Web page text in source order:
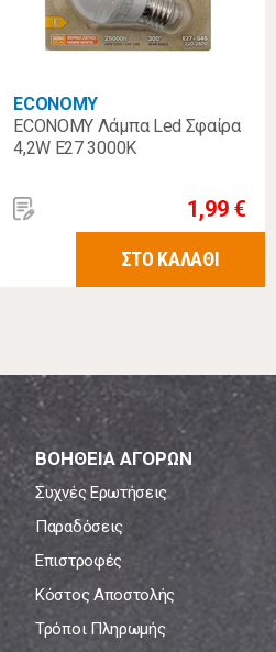
ECONOMY
ECONOMY Λάμπα Led Σφαίρα
4,2W E27 3000K
1,99 €
ΣΤΟ ΚΑΛΑΘΙ
ΒΟΗΘΕΙΑ ΑΓΟΡΩΝ
Συχνές Ερωτήσεις
Παραδόσεις
Επιστροφές
Κόστος Αποστολής
Τρόποι Πληρωμής